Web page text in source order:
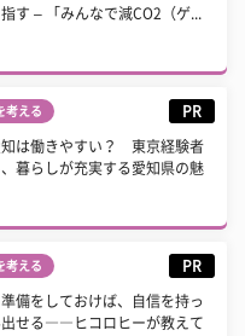
す – 「みんなで減CO2（ゲ...
考える PR
知は働きやすい？ 東京経験者
暮らしが充実する愛知県の魅
考える PR
備をしておけば、自信を持っ
出せる――ヒコロヒーが教えて